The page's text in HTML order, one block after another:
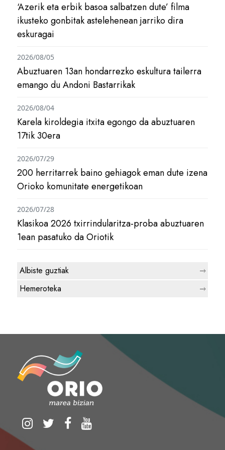
‘Azerik eta erbik basoa salbatzen dute’ filma
ikusteko gonbitak astelehenean jarriko dira
eskuragai
Abuztuaren 13an hondarrezko eskultura tailerra
emango du Andoni Bastarrikak
2026/08/05
Karela kiroldegia itxita egongo da abuztuaren
17tik 30era
2026/08/04
200 herritarrek baino gehiagok eman dute izena
Orioko komunitate energetikoan
2026/07/29
Klasikoa 2026 txirrindularitza-proba abuztuaren
1ean pasatuko da Oriotik
2026/07/28
Albiste guztiak
Hemeroteka